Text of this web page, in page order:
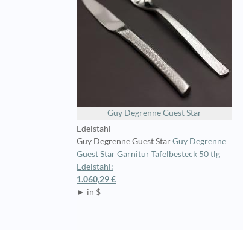
Guy Degrenne Guest Star
Edelstahl
Guy Degrenne Guest StarGuy Degrenne
Guest Star Garnitur Tafelbesteck 50 tlg
Edelstahl:
1.060,29 €
► in $